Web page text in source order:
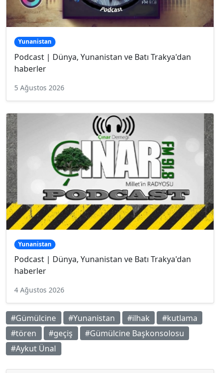
Yunanistan
Podcast | Dünya, Yunanistan ve Batı Trakya'dan
haberler
5 Ağustos 2026
Yunanistan
Podcast | Dünya, Yunanistan ve Batı Trakya'dan
haberler
4 Ağustos 2026
#Gümülcine #Yunanistan #ilhak
#kutlama
#tören
#geçiş
#Gümülcine Başkonsolosu
#Aykut Ünal